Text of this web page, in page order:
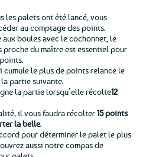
les palets ont été lancé, vous
au comptage des points.
aux boules avec le cochonnet, le
proche du maître est essentiel pour
cumule le plus de points relance le
partie suivante.
la partie lorsqu’elle récolte12
il vous faudra récolter15 points
la belle.
pour déterminer le palet le plus
aussi notre compas de